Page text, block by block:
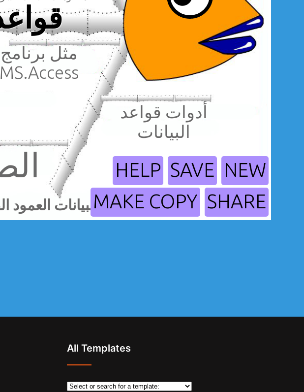
قاعدة البيانات العمود الفقري
مثل برنامج
MS.Access
أدوات قواعد
البيانات
قواعد البيانات العلائقية
HELP SAVE NEW
MAKE COPY SHARE
All Templates